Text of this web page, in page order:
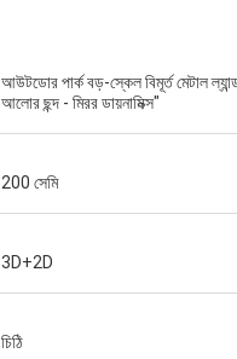
আউটডোর পার্ক বড়-স্কেল বিমূর্ত মেটাল
আলোর ছন্দ - মিরর ডায়নামিক্স"
200 সেমি
3D+2D
চিঠি